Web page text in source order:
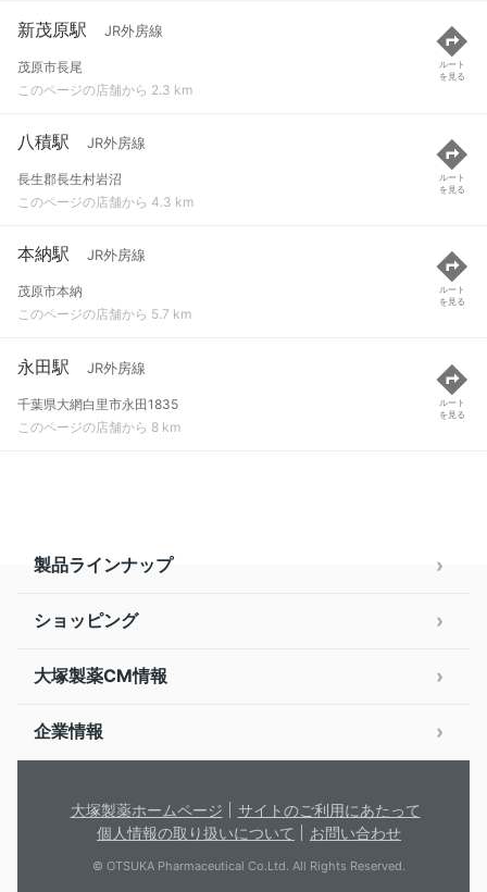
新茂原駅 JR外房線
茂原市長尾
このページの店舗から 2.3 km
ルート
を見る
八積駅 JR外房線
長生郡長生村岩沼
このページの店舗から 4.3 km
ルート
を見る
本納駅 JR外房線
茂原市本納
このページの店舗から 5.7 km
ルート
を見る
永田駅 JR外房線
千葉県大網白里市永田1835
このページの店舗から 8 km
ルート
を見る
製品ラインナップ
ショッピング
大塚製薬CM情報
企業情報
大塚製薬ホームページ
サイトのご利用にあたって
個人情報の取り扱いについて
お問い合わせ
© OTSUKA Pharmaceutical Co.Ltd. All Rights Reserved.